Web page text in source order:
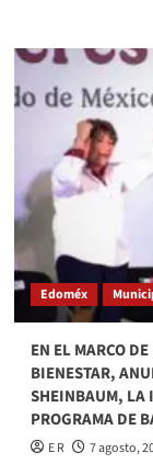
Edoméx
EN EL MARCO
BIENESTAR,
SHEINBAUM, LA
PROGRAMA DE
E R 7 agosto,